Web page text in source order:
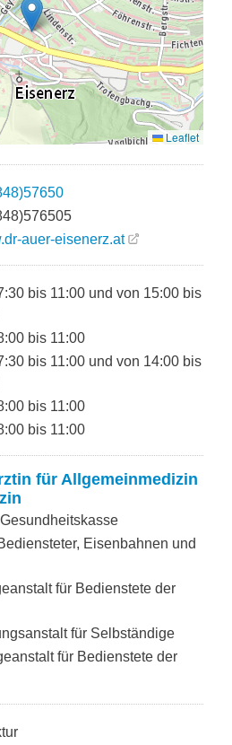
auer-eisenerz.at
bis 11:00 und von 15:00 bis
bis 11:00
bis 11:00 und von 14:00 bis
bis 11:00
bis 11:00
für Allgemeinmedizin
Eisenbahnen und
für Bedienstete der
für Selbständige
für Bedienstete der